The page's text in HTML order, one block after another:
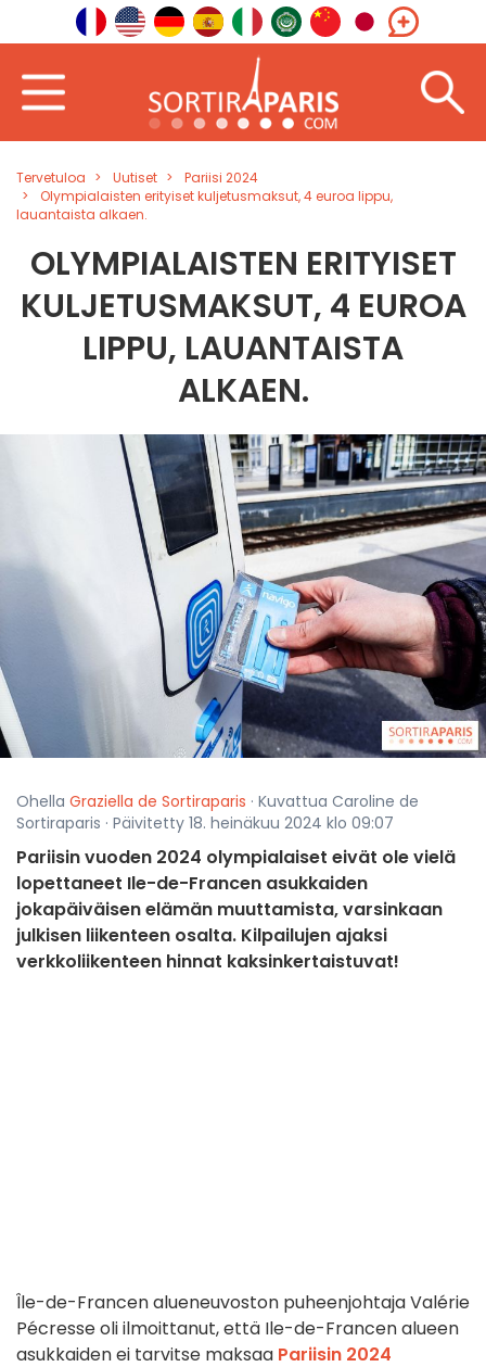
Tervetuloa Uutiset
Pariisi 2024
Olympialaisten erityiset kuljetusmaksut, 4 euroa lippu,
lauantaista alkaen.
OLYMPIALAISTEN ERITYISET
KULJETUSMAKSUT, 4 EUROA
LIPPU, LAUANTAISTA
ALKAEN.
Ohella Graziella de Sortiraparis · Kuvattua Caroline de
Sortiraparis · Päivitetty 18. heinäkuu 2024 klo 09:07
Pariisin vuoden 2024 olympialaiset eivät ole vielä
lopettaneet Ile-de-Francen asukkaiden
jokapäiväisen elämän muuttamista, varsinkaan
julkisen liikenteen osalta. Kilpailujen ajaksi
verkkoliikenteen hinnat kaksinkertaistuvat!
Île-de-Francen alueneuvoston puheenjohtaja Valérie
Pécresse oli ilmoittanut, että Ile-de-Francen alueen
asukkaiden ei tarvitse maksaa Pariisin 2024